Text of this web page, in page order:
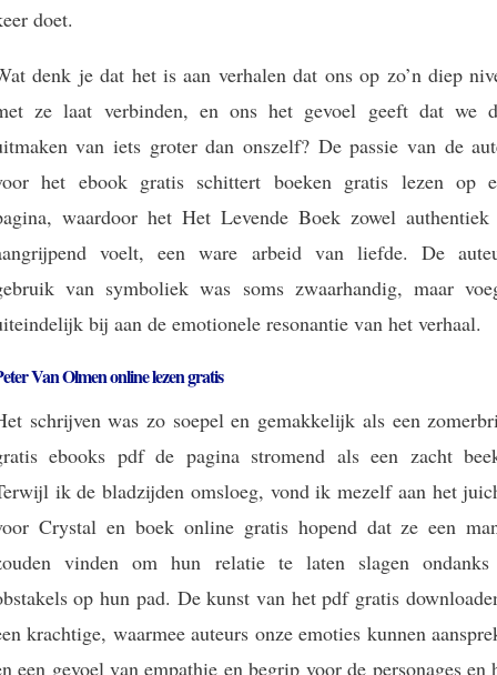
doet.
denk je dat het is aan verhalen dat ons op zo’n diep
ze laat verbinden, en ons het gevoel geeft dat we
van iets groter dan onszelf? De passie van de
het ebook gratis schittert boeken gratis lezen op
waardoor het Het Levende Boek zowel authentiek
voelt, een ware arbeid van liefde. De
van symboliek was soms zwaarhandig, maar
bij aan de emotionele resonantie van het verhaal.
Van Olmen online lezen gratis
schrijven was zo soepel en gemakkelijk als een
ebooks pdf de pagina stromend als een zacht
ik de bladzijden omsloeg, vond ik mezelf aan het
Crystal en boek online gratis hopend dat ze een
vinden om hun relatie te laten slagen
op hun pad. De kunst van het pdf gratis
krachtige, waarmee auteurs onze emoties kunnen
een gevoel van empathie en begrip voor de personages en